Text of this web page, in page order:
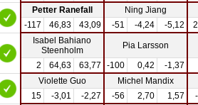
Petter Ranefall
Ning Jiang
-117 46,83 43,09 -51 -4,24 -5,12
Isabel Bahiano
Steenholm
Pia Larsson
2 64,63 63,77 -100 0,42 -1,37
Violette Guo
Michel Mandix
15 -3,01 -2,27 -56 2,70 1,57